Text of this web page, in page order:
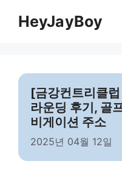
HeyJayBoy
[금강컨트리클
라운딩 후기, 골
비게이션 주소
2025년 04월 12일